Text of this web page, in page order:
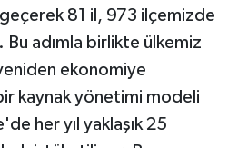
81 il, 973 ilçemizde
Bu adımla birlikte ülkemiz
ekonomiye
bir kaynak yönetimi modeli
her yıl yaklaşık 25